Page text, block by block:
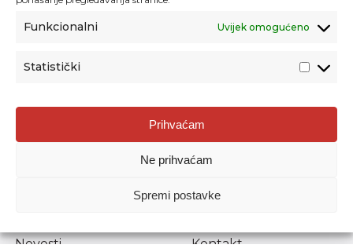
Funkcionalni Uvijek omogućeno
Statistički
Prihvaćam
Ne prihvaćam
Spremi postavke
Agencija za odgoj i obrazovanje
Donje Svetice 38, 10000 Zagreb
1778129
Prenošenje sadržaja dopušteno je uz navođenje izvora.
Novosti
Kontakt